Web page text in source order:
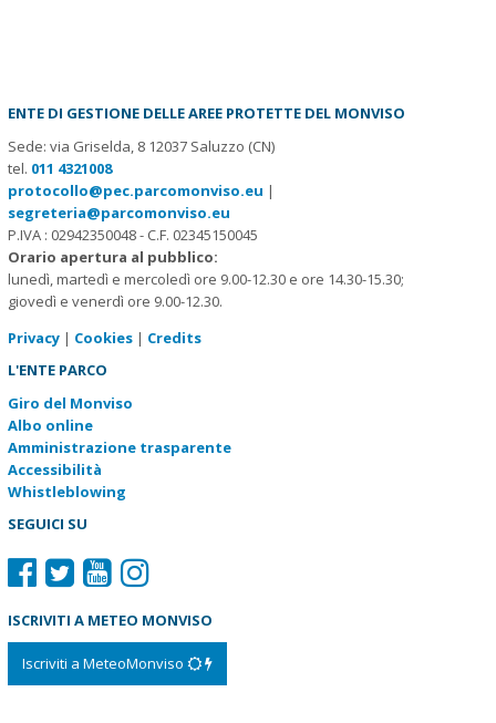
ENTE DI GESTIONE DELLE AREE PROTETTE DEL MONVISO
Sede: via Griselda, 8 12037 Saluzzo (CN)
tel. 011 4321008
protocollo@pec.parcomonviso.eu |
segreteria@parcomonviso.eu
P.IVA : 02942350048 - C.F. 02345150045
Orario apertura al pubblico:
lunedì, martedì e mercoledì ore 9.00-12.30 e ore 14.30-15.30;
giovedì e venerdì ore 9.00-12.30.
Privacy| Cookies| Credits
L'ENTE PARCO
Giro del Monviso
Albo online
Amministrazione trasparente
Accessibilità
Whistleblowing
SEGUICI SU
ISCRIVITI A METEO MONVISO
Iscriviti a MeteoMonviso